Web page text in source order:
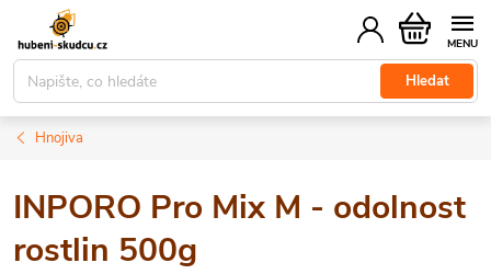
obsah
Hledat
Nákupní
košík
Hnojiva
INPORO Pro Mix M - odolnost
rostlin 500g